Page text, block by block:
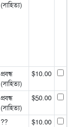
(সাহিত্য)
প্রবন্ধ
(সাহিত্য)
$10.00
প্রবন্ধ
(সাহিত্য)
$50.00
?? $10.00